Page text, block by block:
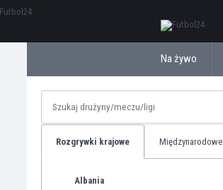
Na żywo
Rozgrywki krajowe Międzynarodowe
Albania